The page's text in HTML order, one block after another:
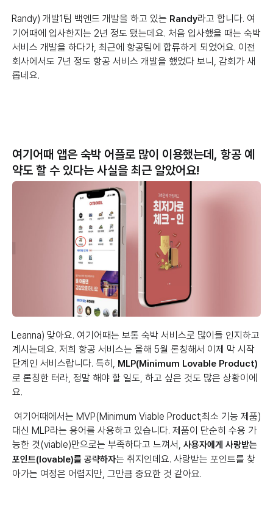
Randy) 개발1팀 백엔드 개발을 하고 있는 Randy라고 합니다. 여
기어때에 입사한지는 2년 정도 됐는데요. 처음 입사했을 때는 숙박
서비스 개발을 하다가, 최근에 항공팀에 합류하게 되었어요. 이전
회사에서도 7년 정도 항공 서비스 개발을 했었다 보니, 감회가 새
롭네요.
여기어때 앱은 숙박 어플로 많이 이용했는데, 항공 예
약도 할 수 있다는 사실을 최근 알았어요!
Leanna) 맞아요. 여기어때는 보통 숙박 서비스로 많이들 인지하고
계시는데요. 저희 항공 서비스는 올해 5월 론칭해서 이제 막 시작
단계인 서비스랍니다. 특히, MLP(Minimum Lovable Product)
로 론칭한 터라, 정말 해야 할 일도, 하고 싶은 것도 많은 상황이에
요.
여기어때에서는 MVP(Minimum Viable Product;최소 기능 제품)
대신 MLP라는 용어를 사용하고 있습니다. 제품이 단순히 수용 가
능한 것(viable)만으로는 부족하다고 느껴서, 사용자에게 사랑받는
포인트(lovable)를 공략하자는 취지인데요. 사랑받는 포인트를 찾
아가는 여정은 어렵지만, 그만큼 중요한 것 같아요.